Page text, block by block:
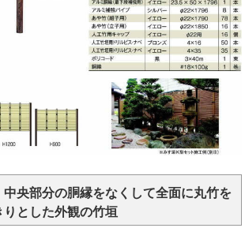
央部分の胴縁をなくして全面に丸竹を
とした外観の竹垣